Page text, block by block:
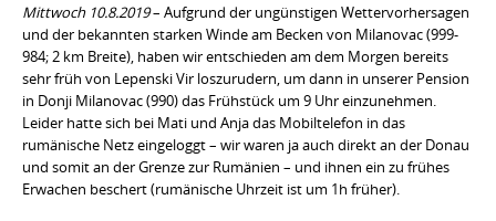
Mittwoch 10.8.2019– Aufgrund der ungünstigen Wettervorhersagen
und der bekannten starken Winde am Becken von Milanovac (999-
984; 2 km Breite), haben wir entschieden am dem Morgen bereits
sehr früh von Lepenski Vir loszurudern, um dann in unserer Pension
in Donji Milanovac (990) das Frühstück um 9 Uhr einzunehmen.
Leider hatte sich bei Mati und Anja das Mobiltelefon in das
rumänische Netz eingeloggt – wir waren ja auch direkt an der Donau
und somit an der Grenze zur Rumänien – und ihnen ein zu frühes
Erwachen beschert (rumänische Uhrzeit ist um 1h früher).